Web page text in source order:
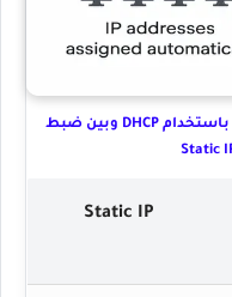
الفرق بين الحصول على عنوان IP تلقائي باستخدام DHCP وبين ضبط
Static IP